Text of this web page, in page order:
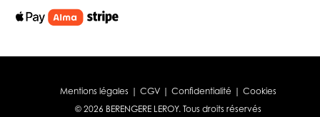
Mentions légales | CGV | Confidentialité | Cookies
© 2026 BERENGERE LEROY. Tous droits réservés